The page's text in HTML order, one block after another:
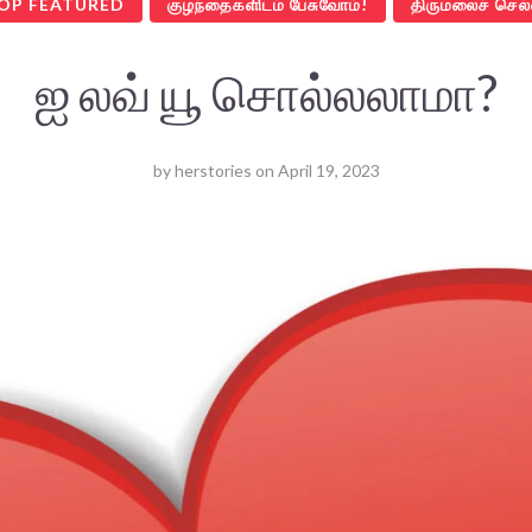
ஐ லவ் யூ சொல்லலாமா?
byherstories on April 19, 2023